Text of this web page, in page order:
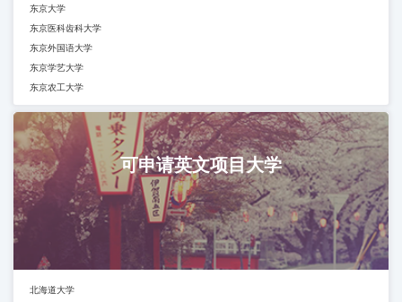
东京大学
东京医科齿科大学
东京外国语大学
东京学艺大学
东京农工大学
可申请英文项目大学
北海道大学